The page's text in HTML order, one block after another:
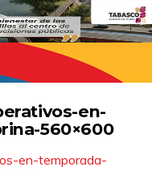
en-
560×600